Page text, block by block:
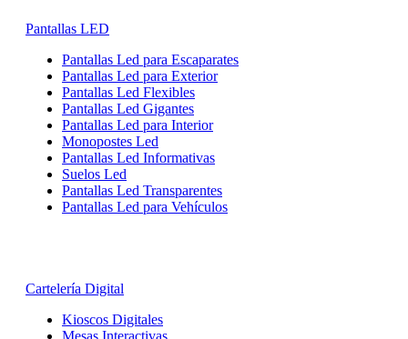
Pantallas LED
Pantallas Led para Escaparates
Pantallas Led para Exterior
Pantallas Led Flexibles
Pantallas Led Gigantes
Pantallas Led para Interior
Monopostes Led
Pantallas Led Informativas
Suelos Led
Pantallas Led Transparentes
Pantallas Led para Vehículos
Cartelería Digital
Kioscos Digitales
Mesas Interactivas